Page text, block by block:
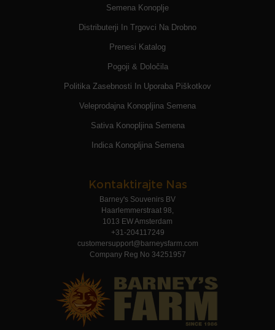
Semena Konoplje
Distributerji In Trgovci Na Drobno
Prenesi Katalog
Pogoji & Določila
Politika Zasebnosti In Uporaba Piškotkov
Veleprodajna Konopljina Semena
Sativa Konopljina Semena
Indica Konopljina Semena
Kontaktirajte Nas
Barney's Souvenirs BV
Haarlemmerstraat 98,
1013 EW Amsterdam
+31-204117249
customersupport@barneysfarm.com
Company Reg No 34251957